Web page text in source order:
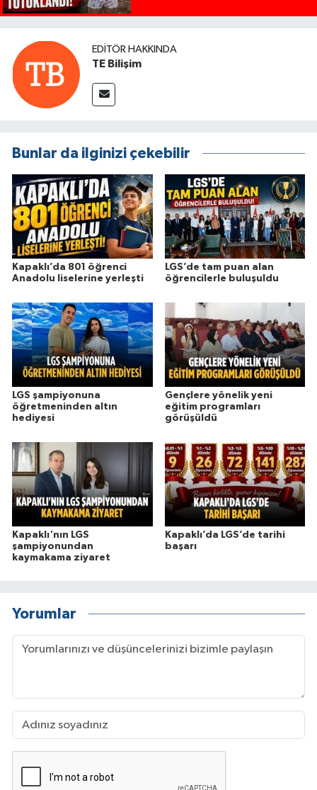
EDITÖR HAKKINDA
TE Bilişim
Bunlar da ilginizi çekebilir
Kapaklı’da 801 öğrenci
Anadolu liselerine yerleşti
LGS’de tam puan alan
öğrencilerle buluşuldu
LGS şampiyonuna
öğretmeninden altın
hediyesi
Gençlere yönelik yeni
eğitim programları
görüşüldü
Kapaklı'nın LGS
şampiyonundan
kaymakama ziyaret
Kapaklı’da LGS’de tarihi
başarı
Yorumlar